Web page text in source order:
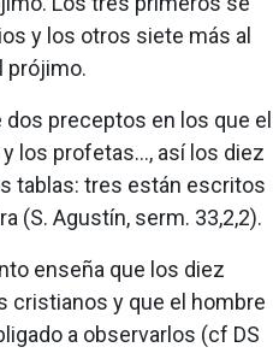
y los otros siete más al
prójimo.
preceptos en los que el
los profetas..., así los diez
tablas: tres están escritos
(S. Agustín, serm. 33,2,2).
enseña que los diez
cristianos y que el hombre
a observarlos (cf DS